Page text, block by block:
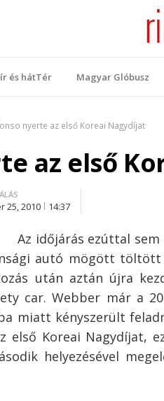
és hátTér Magyar Glóbusz
nyerte az első Koreai Nagydíjat
az első
25, 2010 14:37
Az időjárás ezúttal
autó mögött
után aztán újra
car. Webber már a
miatt kényszerült
első Koreai Nagydíjat,
helyezésével